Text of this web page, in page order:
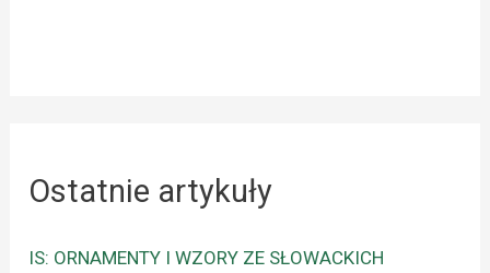
Ostatnie artykuły
IS: ORNAMENTY I WZORY ZE SŁOWACKICH